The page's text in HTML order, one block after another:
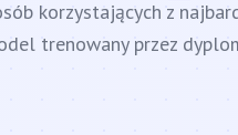
korzystających z
trenowany przez